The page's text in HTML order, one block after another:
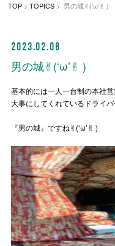
TOP >TOPICS > 男の城✌︎(‘ω’✌︎ )
2023.02.08
男の城✌︎(‘ω’✌︎ )
基本的には一人一台制の本社
大事にしてくれているドライバ
『男の城』ですね✌︎(‘ω’✌︎ )